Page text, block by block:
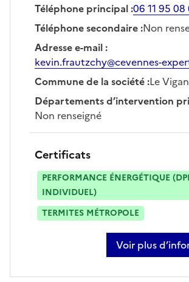
Téléphone principal:06 11 95 08
Téléphone secondaire:Non
Adresse e-mail:
kevin.frautzchy@cevennes-
Commune de la société:Le Vigan
Départements d’intervention
Non renseigné
Certificats
PERFORMANCE ÉNERGÉTIQUE
INDIVIDUEL)
TERMITES MÉTROPOLE
Voir plus
sur kévin